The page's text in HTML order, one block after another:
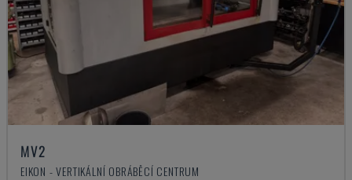
MV2
EIKON - VERTIKÁLNÍ OBRÁBĚCÍ CENTRUM